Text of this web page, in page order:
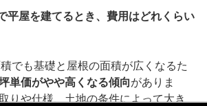
平屋を建てるとき、費用はどれくらい
でも基礎と屋根の面積が広くなるた
単価がやや高くなる傾向がありま
りや仕様、土地の条件によって大き